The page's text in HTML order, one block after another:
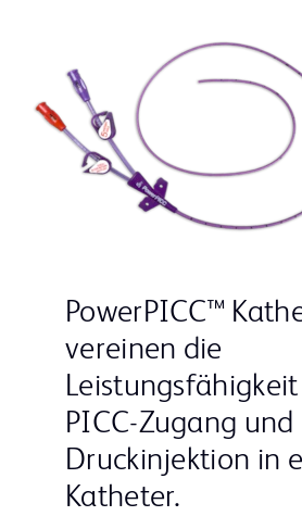
PowerPICC™
vereinen die
PICC-Zugang und
Druckinjektion in
Katheter.